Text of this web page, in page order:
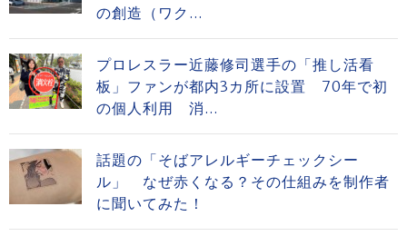
の創造（ワク...
プロレスラー近藤修司選手の「推し活看
板」ファンが都内3カ所に設置 70年で初
の個人利用 消...
話題の「そばアレルギーチェックシー
ル」 なぜ赤くなる？その仕組みを制作者
に聞いてみた！